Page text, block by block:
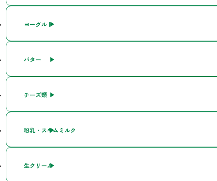
ヨーグルト
バター
チーズ類
粉乳・スキムミルク
生クリーム